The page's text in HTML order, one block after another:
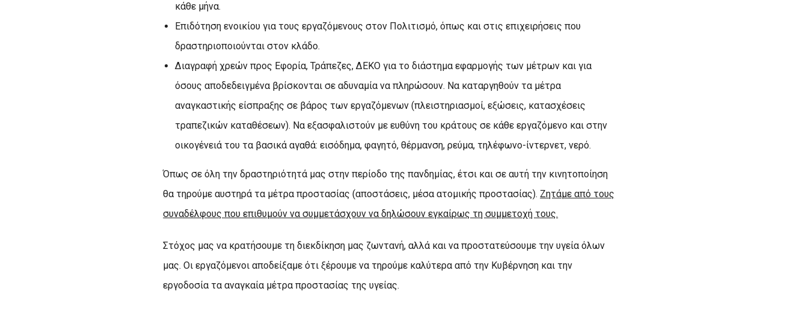
κάθε μήνα.
Επιδότηση ενοικίου για τους εργαζόμενους στον Πολιτισμό, όπως και στις επιχειρήσεις που
δραστηριοποιούνται στον κλάδο.
Διαγραφή χρεών προς Εφορία, Τράπεζες, ΔΕΚΟ για το διάστημα εφαρμογής των μέτρων και για
όσους αποδεδειγμένα βρίσκονται σε αδυναμία να πληρώσουν. Να καταργηθούν τα μέτρα
αναγκαστικής είσπραξης σε βάρος των εργαζόμενων (πλειστηριασμοί, εξώσεις, κατασχέσεις
τραπεζικών καταθέσεων). Να εξασφαλιστούν με ευθύνη του κράτους σε κάθε εργαζόμενο και στην
οικογένειά του τα βασικά αγαθά: εισόδημα, φαγητό, θέρμανση, ρεύμα, τηλέφωνο-ίντερνετ, νερό.
Όπως σε όλη την δραστηριότητά μας στην περίοδο της πανδημίας, έτσι και σε αυτή την κινητοποίηση
θα τηρούμε αυστηρά τα μέτρα προστασίας (αποστάσεις, μέσα ατομικής προστασίας). Ζητάμε από τους
συναδέλφους που επιθυμούν να συμμετάσχουν να δηλώσουν εγκαίρως τη συμμετοχή τους.
Στόχος μας να κρατήσουμε τη διεκδίκηση μας ζωντανή, αλλά και να προστατεύσουμε την υγεία όλων
μας. Οι εργαζόμενοι αποδείξαμε ότι ξέρουμε να τηρούμε καλύτερα από την Κυβέρνηση και την
εργοδοσία τα αναγκαία μέτρα προστασίας της υγείας.